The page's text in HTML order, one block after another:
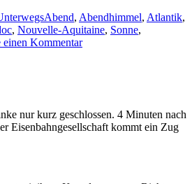
Schlagwörter
Abend, Abendhimmel, Atlantik,
, Nouvelle-Aquitaine, Sonne,
einen Kommentarzu
fließt
nur kurz geschlossen. 4 Minuten nach
Eisenbahngesellschaft kommt ein Zug